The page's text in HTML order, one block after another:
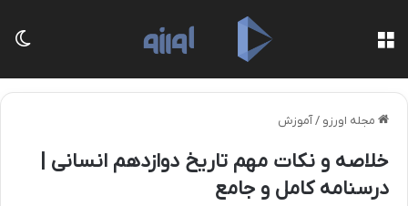
مجله اورزو /آموزش
خلاصه و نکات مهم تاریخ دوازدهم انسانی |
درسنامه کامل و جامع